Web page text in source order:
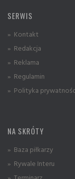
SERWIS
» Kontakt
» Redakcja
» Reklama
» Regulamin
» Polityka
NA SKRÓTY
» Baza piłkarzy
» Rywale Interu